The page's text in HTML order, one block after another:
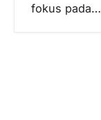
fokus pada…